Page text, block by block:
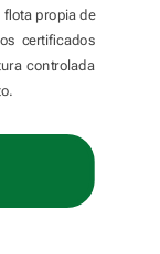
flota propia de
certificados
controlada